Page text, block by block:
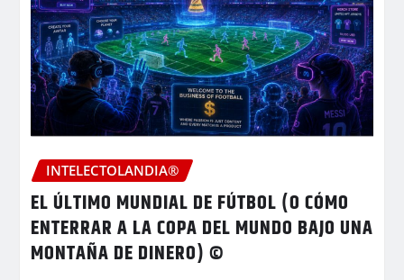
INTELECTOLANDIA®
EL ÚLTIMO MUNDIAL DE FÚTBOL (O CÓMO
ENTERRAR A LA COPA DEL MUNDO BAJO UNA
MONTAÑA DE DINERO) ©